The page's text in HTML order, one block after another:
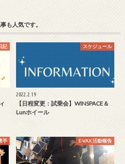
も人気です。
記 スケジュール
2022.2.19
【日程変更：試乗会】WINSPACE＆
Lunホイール
手 E-VAX 活動報告